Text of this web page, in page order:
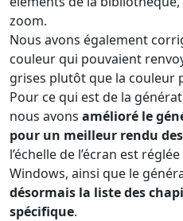
zoom.
Nous avons également
couleur qui pouvaient
grises plutôt que la couleur
Pour ce qui est de la
nous avons amélioré le
pour un meilleur rendu
l’échelle de l’écran est
Windows, ainsi que le
désormais la liste des
spécifique.